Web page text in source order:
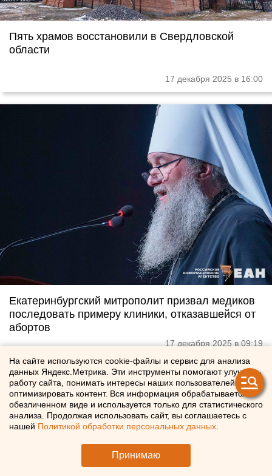
Пять храмов восстановили в Свердловской
области
17 декабря 2025 в 16:00
Екатеринбургский митрополит призвал медиков
последовать примеру клиники, отказавшейся от
абортов
17 декабря 2025 в 09:19
На сайте используются cookie-файлы и сервис для анализа
данных Яндекс.Метрика. Эти инструменты помогают улучшать
работу сайта, понимать интересы наших пользователей и
оптимизировать контент. Вся информация обрабатывается в
обезличенном виде и используется только для статистического
анализа. Продолжая использовать сайт, вы соглашаетесь с
нашей Политикой обработки персональных данных
Принимаю